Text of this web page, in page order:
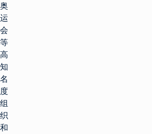
奥
运
会
等
高
知
名
度
组
织
和